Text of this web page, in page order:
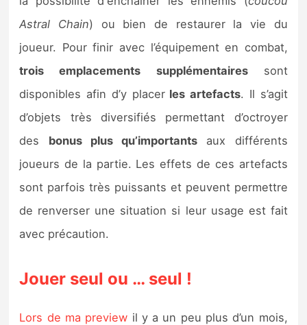
Astral Chain) ou bien de restaurer la vie du
joueur. Pour finir avec l’équipement en combat,
trois emplacements supplémentairessont
disponibles afin d’y placerles artefacts. Il s’agit
d’objets très diversifiés permettant d’octroyer
des bonus plus qu’importants aux différents
joueurs de la partie. Les effets de ces artefacts
sont parfois très puissants et peuvent permettre
de renverser une situation si leur usage est fait
avec précaution.
Jouer seul ou … seul !
Lors de ma preview il y a un peu plus d’un mois,